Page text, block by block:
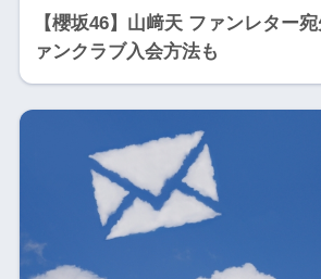
【櫻坂46】山﨑天 ファンレター
ァンクラブ入会方法も